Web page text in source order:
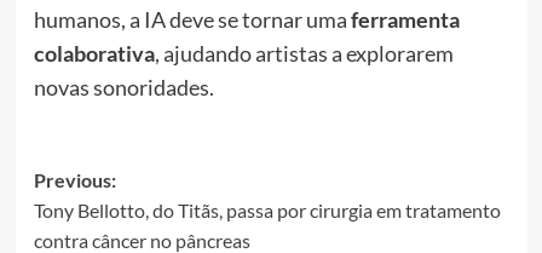
humanos, a IA deve se tornar umaferramenta
colaborativa, ajudando artistas a explorarem
novas sonoridades.
Post
navigation
Previous:
Tony Bellotto, do Titãs, passa por cirurgia em tratamento
contra câncer no pâncreas